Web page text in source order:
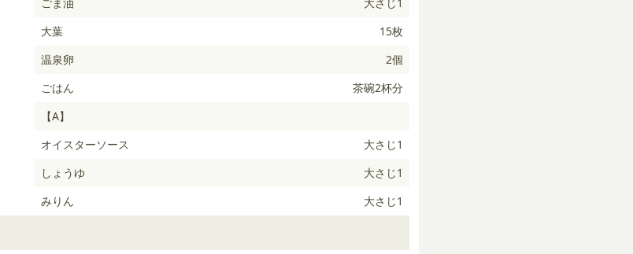
大葉
15枚
温泉卵
2個
ごはん
茶碗2杯分
【A】
オイスターソース
大さじ1
しょうゆ
大さじ1
みりん
大さじ1